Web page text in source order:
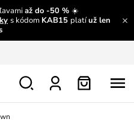
až do -50 % ☀️
s kódom KAB15 platíuž len